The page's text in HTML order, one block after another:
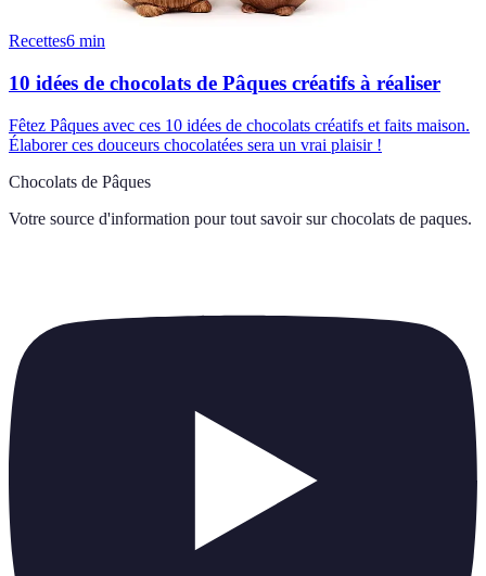
Recettes6 min
10 idées de chocolats de Pâques créatifs à réaliser
Fêtez Pâques avec ces 10 idées de chocolats créatifs et faits maison.
Élaborer ces douceurs chocolatées sera un vrai plaisir !
Chocolats de Pâques
Votre source d'information pour tout savoir sur chocolats de paques.